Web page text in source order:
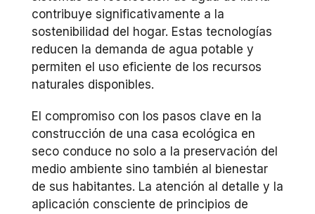
contribuye significativamente a la
sostenibilidad del hogar. Estas tecnologías
reducen la demanda de agua potable y
permiten el uso eficiente de los recursos
naturales disponibles.
El compromiso con los pasos clave en la
construcción de una casa ecológica en
seco conduce no solo a la preservación del
medio ambiente sino también al bienestar
de sus habitantes. La atención al detalle y la
aplicación consciente de principios de